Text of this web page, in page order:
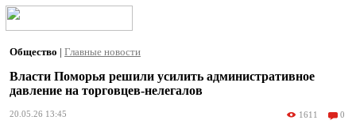
Общество | Главные новости
Власти Поморья решили усилить административное
давление на торговцев-нелегалов
20.05.26 13:45 1611 0